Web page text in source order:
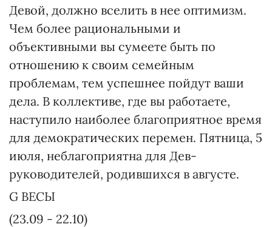
Девой, должно вселить в нее оптимизм.
Чем более рациональными и
объективными вы сумеете быть по
отношению к своим семейным
проблемам, тем успешнее пойдут ваши
дела. В коллективе, где вы работаете,
наступило наиболее благоприятное время
для демократических перемен. Пятница, 5
июля, неблагоприятна для Дев-
руководителей, родившихся в августе.
G ВЕСЫ
(23.09 - 22.10)